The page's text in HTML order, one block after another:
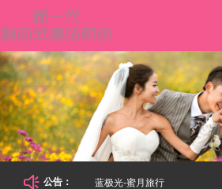
首页 产品
展示
新闻
动态
图库
展示
公告： 蓝极光-蜜月旅行